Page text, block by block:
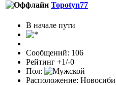
Topotyn77
В начале пути
Сообщений: 106
Рейтинг +1/-0
Пол:
Расположение: